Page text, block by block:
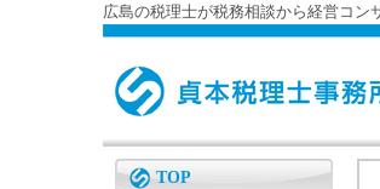
広島の税理士が税務相談から経営コ
TOP